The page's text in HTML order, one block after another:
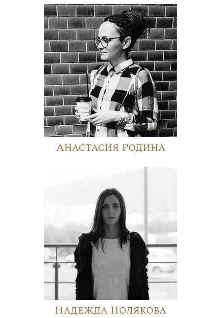
Анастасия Родина
Надежда Полякова